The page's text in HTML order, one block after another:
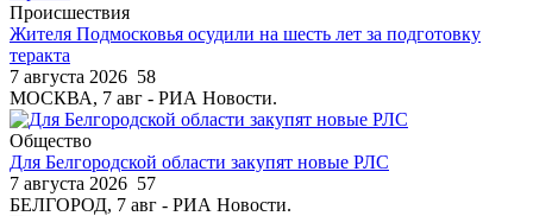
Происшествия
Жителя Подмосковья осудили на шесть лет за подготовку
теракта
7 августа 2026 58
МОСКВА, 7 авг - РИА Новости.
Общество
Для Белгородской области закупят новые РЛС
7 августа 2026 57
БЕЛГОРОД, 7 авг - РИА Новости.